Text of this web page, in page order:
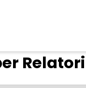
Relatori